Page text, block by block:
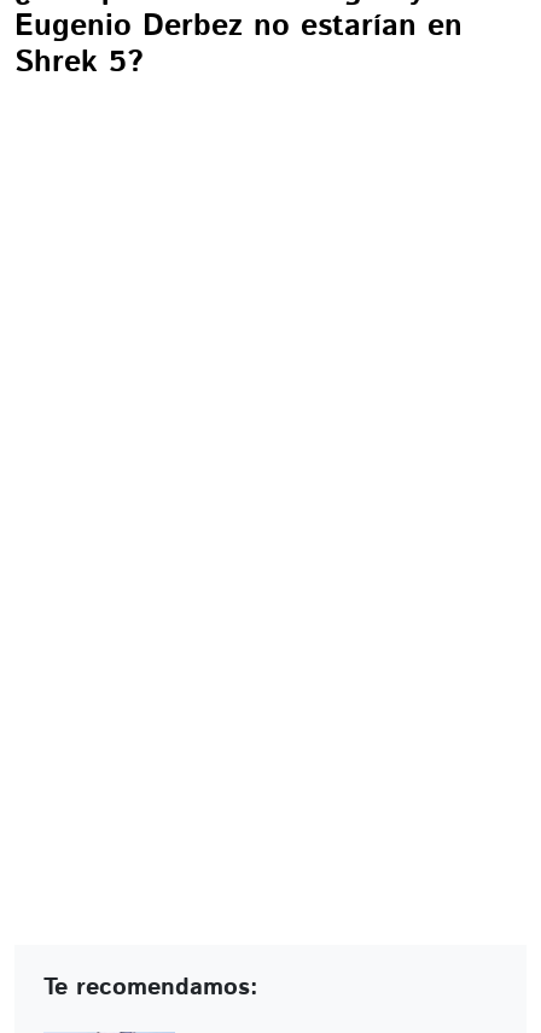
Eugenio Derbez no estarían en
Shrek 5?
Te recomendamos: